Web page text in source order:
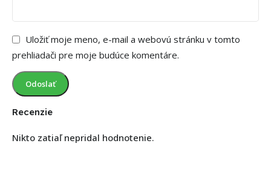
Recenzie
Nikto zatiaľ nepridal hodnotenie.
Uložiť moje meno, e-mail a webovú stránku v tomto
prehliadači pre moje budúce komentáre.